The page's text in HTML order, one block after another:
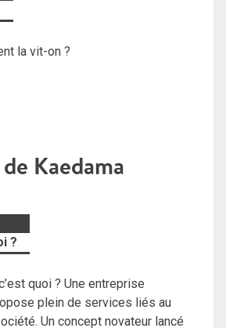
la vit-on ?
Kaedama
?
quoi ? Une entreprise
plein de services liés au
Un concept novateur lancé